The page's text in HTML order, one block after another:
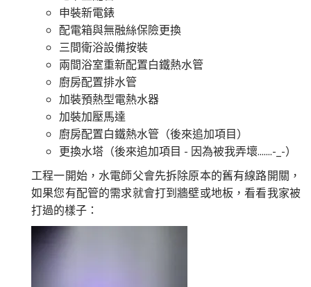
申裝新電錶
配電箱與無融絲保險更換
三間衛浴設備按裝
兩間浴室重新配置白鐵熱水管
廚房配置排水管
加裝預熱型電熱水器
加裝加壓馬達
廚房配置白鐵熱水管（後來追加項目）
更換水塔（後來追加項目 - 因為被我弄壞.......-_-）
工程一開始，水電師父會先拆除原本的舊有線路開關，
如果您有配管的需求就會打到牆壁或地板，看看我家被
打過的樣子：